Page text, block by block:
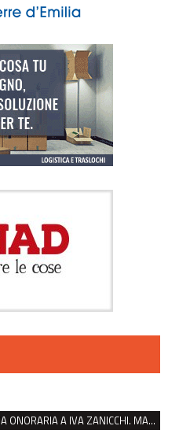
VENTASSO, SÌ ALLA CITTADINANZA ONORARIA A IVA ZANICCHI. MA BARGIACCHI: “È DI PESSIMO GUSTO”